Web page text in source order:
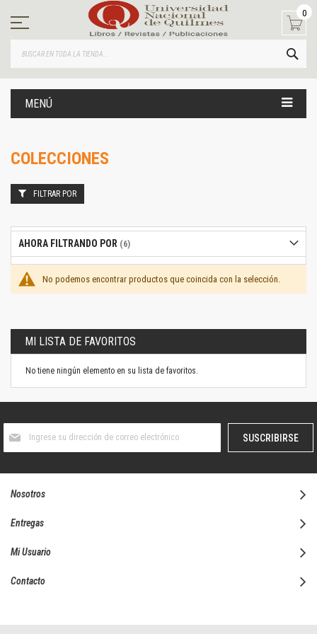
contenido
0
MENÚ
COLECCIONES
No podemos encontrar productos que coincida con la selección.
FILTRAR POR
AHORA FILTRANDO POR
MI LISTA DE FAVORITOS
No tiene ningún elemento en su lista de favoritos.
boletín
SUSCRIBIRSE
Nosotros
Entregas
Mi Usuario
Contacto